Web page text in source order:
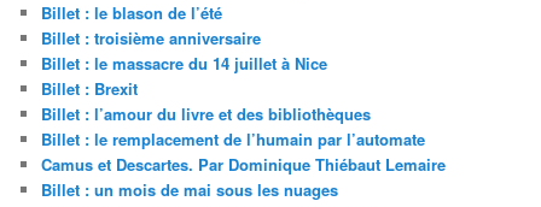
Billet : le blason de l’été
Billet : troisième anniversaire
Billet : le massacre du 14 juillet à Nice
Billet : Brexit
Billet : l’amour du livre et des bibliothèques
Billet : le remplacement de l’humain par l’automate
Camus et Descartes. Par Dominique Thiébaut Lemaire
Billet : un mois de mai sous les nuages